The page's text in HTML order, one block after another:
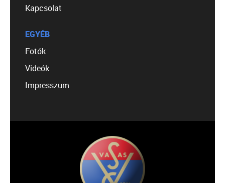
Kapcsolat
EGYÉB
Fotók
Videók
Impresszum